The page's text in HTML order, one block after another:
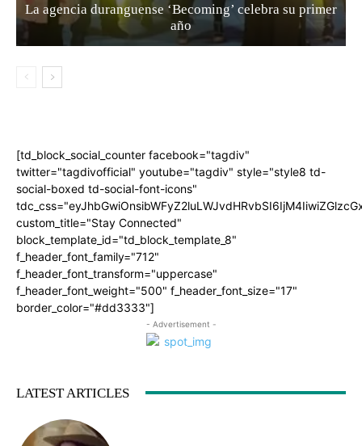
La agencia duranguense ‘Becoming’ celebra su primer
año
[td_block_social_counter facebook="tagdiv"
twitter="tagdivofficial" youtube="tagdiv" style="style8 td-
social-boxed td-social-font-icons"
custom_title="Stay Connected"
block_template_id="td_block_template_8"
f_header_font_family="712"
f_header_font_transform="uppercase"
f_header_font_weight="500" f_header_font_size="17"
border_color="#dd3333"]
- Advertisement -
LATEST ARTICLES